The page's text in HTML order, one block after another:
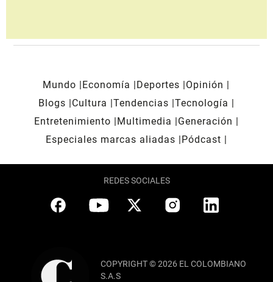
Mundo Economía Deportes
Opinión
Blogs
Cultura Tendencias Tecnología
Entretenimiento
Multimedia
Generación
Especiales marcas aliadas
Pódcast
REDES SOCIALES
COPYRIGHT © 2026 EL COLOMBIANO
S.A.S